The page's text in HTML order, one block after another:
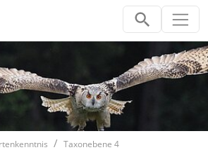
Taxonebene 4